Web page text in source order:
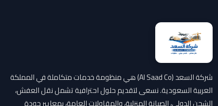
شركة السعد (Al Saad Co) هي منظومة خدمات متكاملة في المملكة
العربية السعودية. نسعى لتقديم حلول احترافية تشمل نقل العفش،